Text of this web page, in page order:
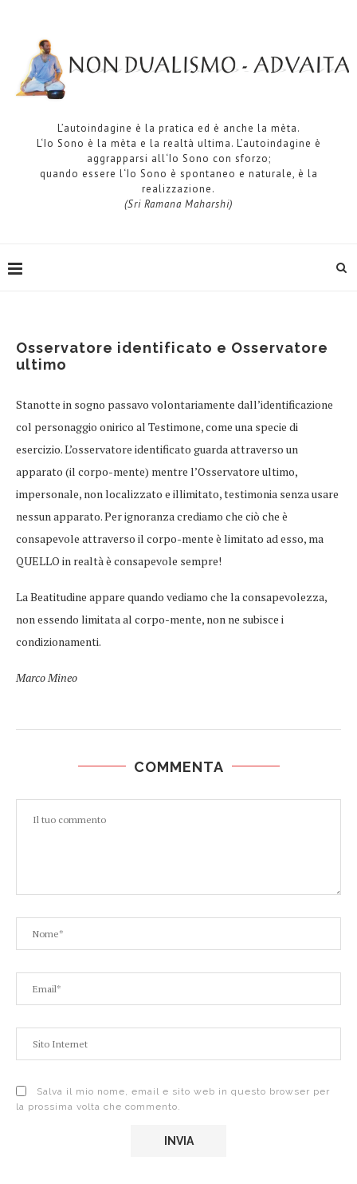
L’autoindagine è la pratica ed è anche la mèta.
L‘Io Sono è la mèta e la realtà ultima. L’autoindagine è
aggrapparsi all‘Io Sono con sforzo;
quando essere l‘Io Sono è spontaneo e naturale, è la
realizzazione.
(Sri Ramana Maharshi)
Osservatore identificato e Osservatore
ultimo
Stanotte in sogno passavo volontariamente dall’identificazione
col personaggio onirico al Testimone, come una specie di
esercizio. L’​osservatore identificato guarda attraverso un
apparato (il corpo-mente) mentre l’Osservatore ultimo,
impersonale, non localizzato e illimitato, testimonia senza usare
nessun apparato. Per ignoranza crediamo che ciò che è
consapevole attraverso il corpo-mente è limitato ad esso, ma
QUELLO in realtà è consapevole sempre!
La Beatitudine appare quando vediamo che la consapevolezza,
non essendo limitata al corpo-mente, non ne subisce i
condizionamenti.
Marco Mineo
COMMENTA
Salva il mio nome, email e sito web in questo browser per
la prossima volta che commento.